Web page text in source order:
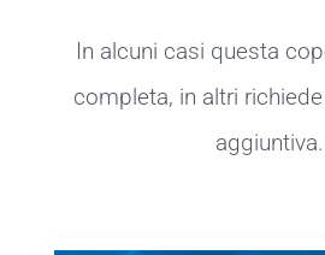
In alcuni casi questa
completa, in altri
aggiuntiva.